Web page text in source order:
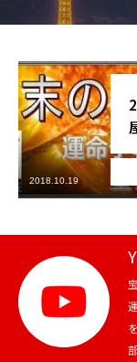
秘伝公開！吉凶カレ
記事カテゴリー
ブログ
お知らせ
芸能界
テニス
スポーツ
競馬
2018.10.19